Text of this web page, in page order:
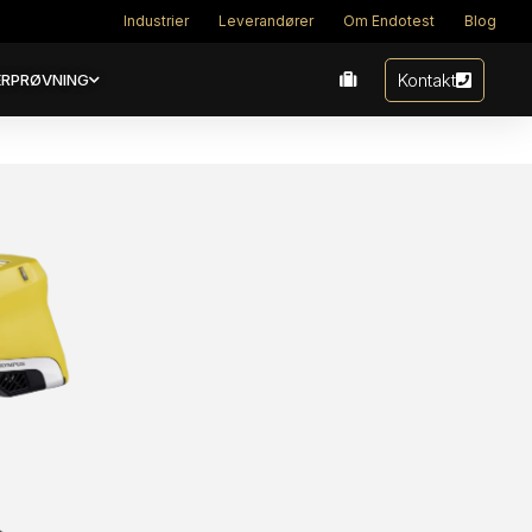
Industrier Leverandører Om Endotest Blog
Kontakt